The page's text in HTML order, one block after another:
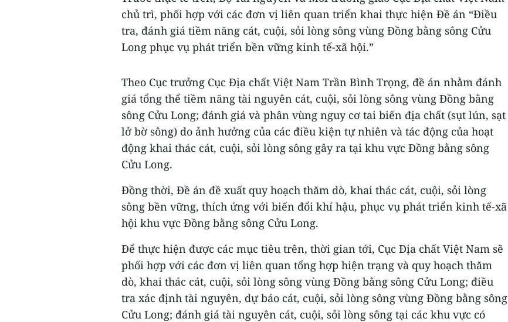
chủ trì, phối hợp với các đơn vị liên quan triển khai thực hiện Đề án “Điều
tra, đánh giá tiềm năng cát, cuội, sỏi lòng sông vùng Đồng bằng sông Cửu
Long phục vụ phát triển bền vững kinh tế-xã hội.”
Theo Cục trưởng Cục Địa chất Việt Nam Trần Bình Trọng, đề án nhằm đánh
giá tổng thể tiềm năng tài nguyên cát, cuội, sỏi lòng sông vùng Đồng bằng
sông Cửu Long; đánh giá và phân vùng nguy cơ tai biến địa chất (sụt lún, sạt
lở bờ sông) do ảnh hưởng của các điều kiện tự nhiên và tác động của hoạt
động khai thác cát, cuội, sỏi lòng sông gây ra tại khu vực Đồng bằng sông
Cửu Long.
Đồng thời, Đề án đề xuất quy hoạch thăm dò, khai thác cát, cuội, sỏi lòng
sông bền vững, thích ứng với biến đổi khí hậu, phục vụ phát triển kinh tế-xã
hội khu vực Đồng bằng sông Cửu Long.
Để thực hiện được các mục tiêu trên, thời gian tới, Cục Địa chất Việt Nam sẽ
phối hợp với các đơn vị liên quan tổng hợp hiện trạng và quy hoạch thăm
dò, khai thác cát, cuội, sỏi lòng sông vùng Đồng bằng sông Cửu Long; điều
tra xác định tài nguyên, dự báo cát, cuội, sỏi lòng sông vùng Đồng bằng sông
Cửu Long; đánh giá tài nguyên cát, cuội, sỏi lòng sông tại các khu vực có